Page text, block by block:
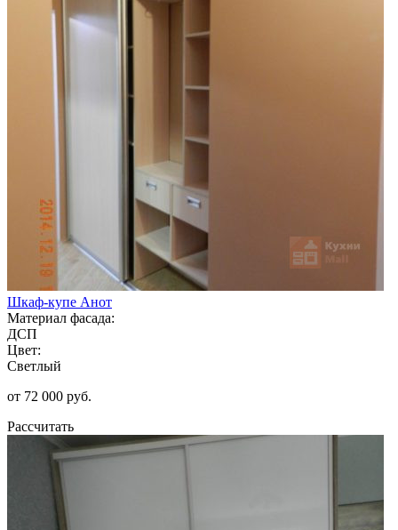
Шкаф-купе Анот
Материал фасада:
ДСП
Цвет:
Светлый
от 72 000 руб.
Рассчитать